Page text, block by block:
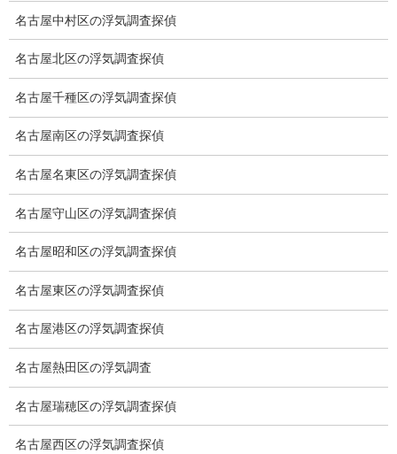
稼働制って何？
探偵
探偵を本業
調査機器
探偵の資格
弁護士紹介
浮気調査
浮気調査プランのご案内
浮気調査の相場
調査費用と調査日数の目安
名古屋中村区の浮気調査探偵
名古屋北区の浮気調査探偵
名古屋千種区の浮気調査探偵
名古屋南区の浮気調査探偵
名古屋名東区の浮気調査探偵
名古屋守山区の浮気調査探偵
名古屋昭和区の浮気調査探偵
名古屋東区の浮気調査探偵
名古屋港区の浮気調査探偵
名古屋熱田区の浮気調査
名古屋瑞穂区の浮気調査探偵
名古屋西区の浮気調査探偵